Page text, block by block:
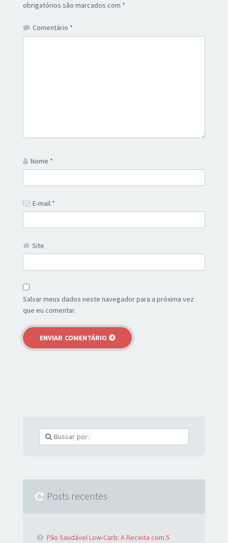
obrigatórios são marcados com *
Comentário *
Nome *
E-mail *
Site
Salvar meus dados neste navegador para a próxima vez
que eu comentar.
Posts recentes
Pão Saudável Low-Carb: A Receita com 5